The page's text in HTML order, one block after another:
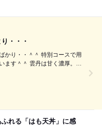
・・・
ふれる「はも天丼」に感